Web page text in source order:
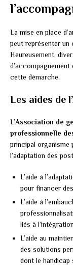
La mise en place
peut représenter un
Heureusement,
cette démarche.
Les aides de
L’Association de
professionnelle
principal organisme
l’adaptation des
L’aide à
pour financer
L’aide à
liés à
L’aide au
des solutions
dont le handicap